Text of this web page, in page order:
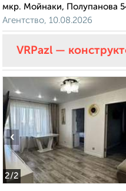
мкр. Мойнаки, Полупанова
Агентство, 10.08.2026
VRPazl —
2/2
‹